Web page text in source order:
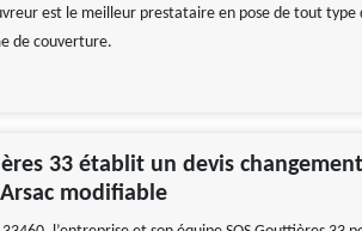
est le meilleur prestataire en pose de tout
de couverture.
33 établit un devis
modifiable